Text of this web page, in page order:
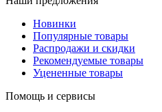
Новинки
Популярные товары
Распродажи и скидки
Рекомендуемые товары
Уцененные товары
Помощь и сервисы